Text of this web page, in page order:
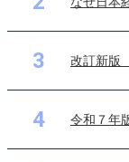
3 改訂新版
4 令和７年